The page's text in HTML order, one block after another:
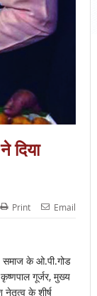
दिया
Print
Email
समाज के ओ.पी.गोड
गूर्जर, मुख्य
नेतृत्व के शीर्ष